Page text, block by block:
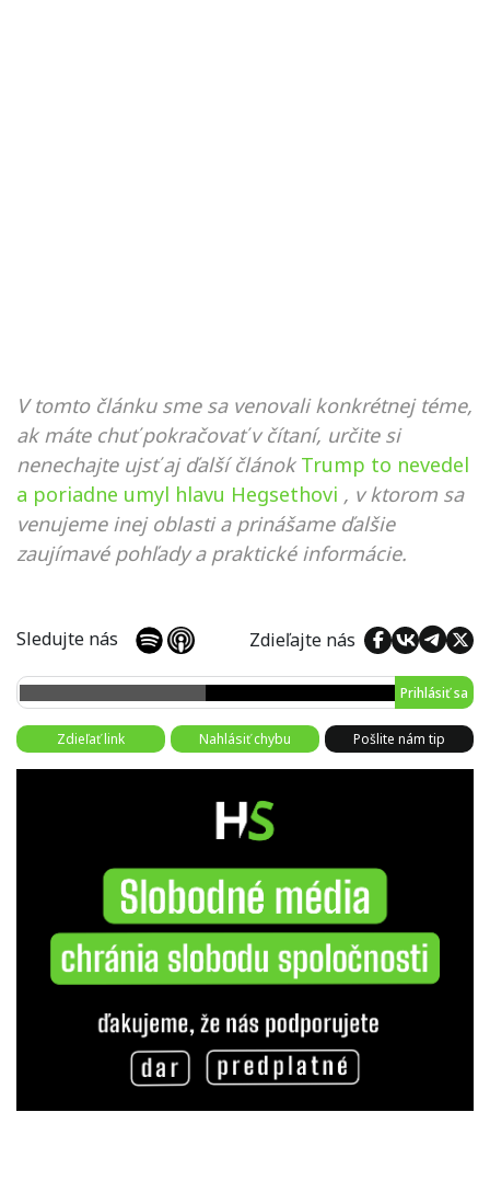
V tomto článku sme sa venovali konkrétnej téme,
ak máte chuť pokračovať v čítaní, určite si
nenechajte ujsť aj ďalší článok Trump to nevedel
a poriadne umyl hlavu Hegsethovi , v ktorom sa
venujeme inej oblasti a prinášame ďalšie
zaujímavé pohľady a praktické informácie.
Sledujte nás Zdieľajte nás
Prihlásiť sa
Zdieľať link Nahlásiť chybu Pošlite nám tip